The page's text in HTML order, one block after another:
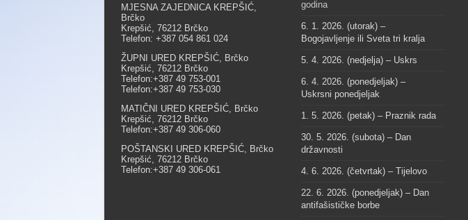
MJESNA ZAJEDNICA KREPŠIĆ,
Brčko
Krepšić, 76212 Brčko
Telefon: +387 054 861 024
ŽUPNI URED KREPŠIĆ, Brčko
Krepšić, 76212 Brčko
Telefon:+387 49 753-001
Telefon:+387 49 753-030
MATIČNI URED KREPŠIĆ, Brčko
Krepšić, 76212 Brčko
Telefon:+387 49 306-060
POŠTANSKI URED KREPŠIĆ, Brčko
Krepšić, 76212 Brčko
Telefon:+387 49 306-061
godina
6. 1. 2026. (utorak) –
Bogojavljenje ili Sveta tri kralja
5. 4. 2026. (nedjelja) – Uskrs
6. 4. 2026. (ponedjeljak) –
Uskrsni ponedjeljak
1. 5. 2026. (petak) – Praznik rada
30. 5. 2026. (subota) – Dan
državnosti
4. 6. 2026. (četvrtak) – Tijelovo
22. 6. 2026. (ponedjeljak) – Dan
antifašističke borbe